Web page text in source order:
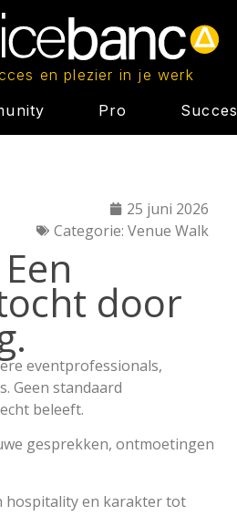
en plezier in je werk
Pro Succes
25 juni 2026
Categorie: Venue Walk
door
eventprofessionals,
Geen standaard
beleeft.
gesprekken, ontmoetingen
hospitality en karakter tot